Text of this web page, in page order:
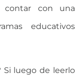
contar con una
educativos
Si luego de leerlo